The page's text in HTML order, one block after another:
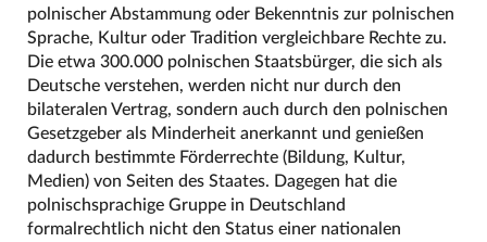
polnischer Abstammung oder Bekenntnis zur polnischen
Sprache, Kultur oder Tradition vergleichbare Rechte zu.
Die etwa 300.000 polnischen Staatsbürger, die sich als
Deutsche verstehen, werden nicht nur durch den
bilateralen Vertrag, sondern auch durch den polnischen
Gesetzgeber als Minderheit anerkannt und genießen
dadurch bestimmte Förderrechte (Bildung, Kultur,
Medien) von Seiten des Staates. Dagegen hat die
polnischsprachige Gruppe in Deutschland
formalrechtlich nicht den Status einer nationalen